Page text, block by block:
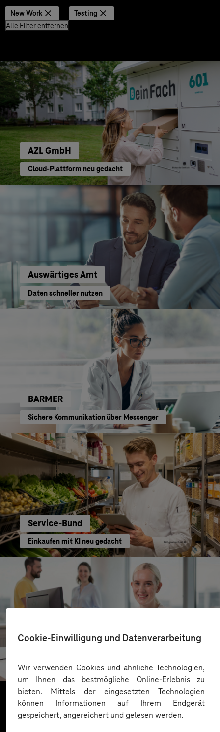
Cookie-Einwilligung und Datenverarbeitung
Wir verwenden Cookies und ähnliche Technologien,
um Ihnen das bestmögliche Online-Erlebnis zu
bieten. Mittels der eingesetzten Technologien
können Informationen auf Ihrem Endgerät
gespeichert, angereichert und gelesen werden.
New Work
Testing
Alle Filter entfernen
AZL GmbH
Cloud-Plattform neu gedacht
Auswärtiges Amt
Daten schneller nutzen
BARMER
Sichere Kommunikation über Messenger
Service-Bund
Einkaufen mit KI neu gedacht
Kreis Bergstraße
KI für moderne Verwaltung
Mehr laden